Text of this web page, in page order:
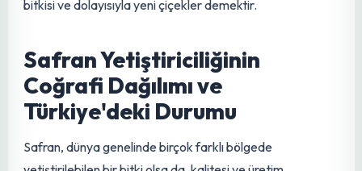
anlamına gelir. Safranın çoğaltılması ve ekimi, tamamen
gerçekleşir. Bu özellik, safranın genetik yapısının
korunmasını sağlarken, aynı zamanda yetiştiricilik sürecini
de kendine özgü kılar. Ekilen heryumru
bitkisi ve dolayısıyla yeni çiçekler demektir.